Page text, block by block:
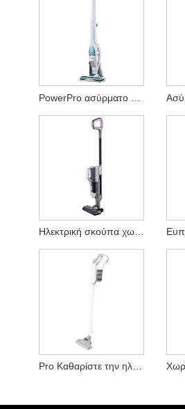
Ηλεκτρική σκούπα χωρίς ψήκτρες
Pro Καθαρίστε την ηλεκτρική σκούπα υψηλής ισχύος